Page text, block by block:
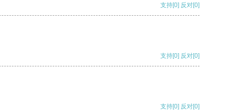
支持[0] 反对[0]
支持[0] 反对[0]
支持[0] 反对[0]